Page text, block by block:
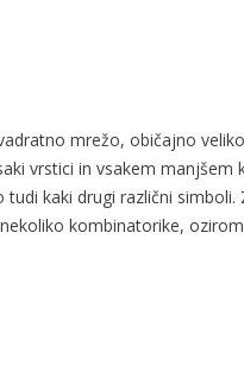
mrežo, običajno
vrstici in vsakem manjšem
kaki drugi različni
kombinatorike,